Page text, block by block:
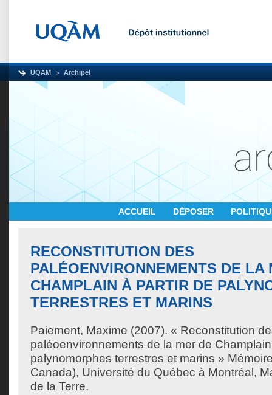
UQAM Archipel
ACCUEIL DÉPOSER
RECONSTITUTION DES
PALÉOENVIRONNEMENTS DE LA
CHAMPLAIN À PARTIR DE
TERRESTRES ET MARINS
Paiement, Maxime (2007). « Reconstitution
paléoenvironnements de la mer de
palynomorphes terrestres et marins »
Canada), Université du Québec à Montréal,
de la Terre.